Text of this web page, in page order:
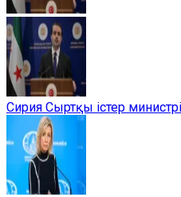
Сирия Сыртқы істер